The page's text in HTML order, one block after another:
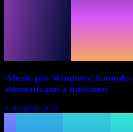
iMovie pro Windows:
alternativami a funkcemi
9. listopadu 2023